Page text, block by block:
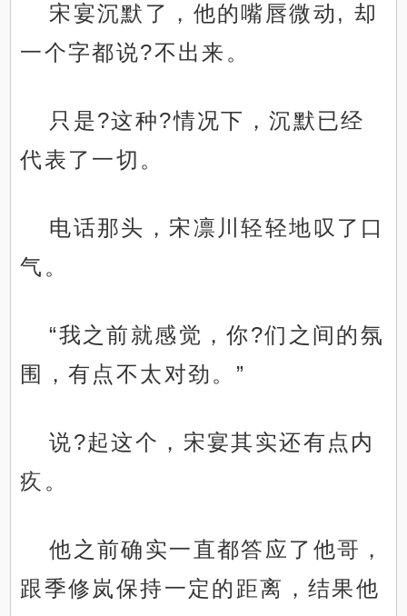
宋宴沉默了，他的嘴唇微动, 却
一个字都说?不出来。
只是?这种?情况下，沉默已经
代表了一切。
电话那头，宋凛川轻轻地叹了口
气。
“我之前就感觉，你?们之间的氛
围，有点不太对劲。”
说?起这个，宋宴其实还有点内
疚。
他之前确实一直都答应了他哥，
跟季修岚保持一定的距离，结果他